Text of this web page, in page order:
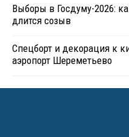
Выборы в Госдуму-2026:
длится созыв
Спецборт и декорация к
аэропорт Шереметьево